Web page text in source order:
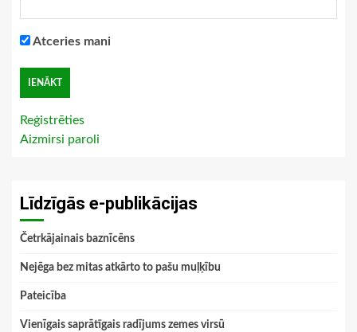
Atceries mani
Reģistrēties
Aizmirsi paroli
Līdzīgās e-publikācijas
Četrkājainais baznīcēns
Nejēga bez mitas atkārto to pašu muļķību
Pateicība
Vienīgais saprātīgais radījums zemes virsū